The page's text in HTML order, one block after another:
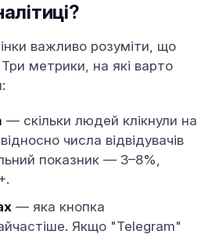
важливо розуміти, що
метрики, на які варто
— скільки людей клікнули на
числа відвідувачів
показник — 3–8%,
— яка кнопка
Якщо "Telegram"